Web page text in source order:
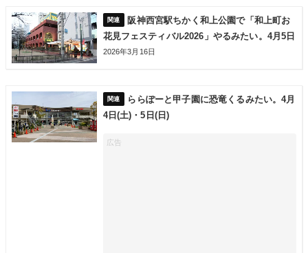
阪神西宮駅ちかく和上公園で「和上町お
花見フェスティバル2026」やるみたい。4月5日
2026年3月16日
ららぽーと甲子園に恐竜くるみたい。4月
4日(土)・5日(日)